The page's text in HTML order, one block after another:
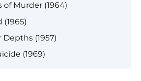
Murder (1964)
(1965)
Depths (1957)
(1969)